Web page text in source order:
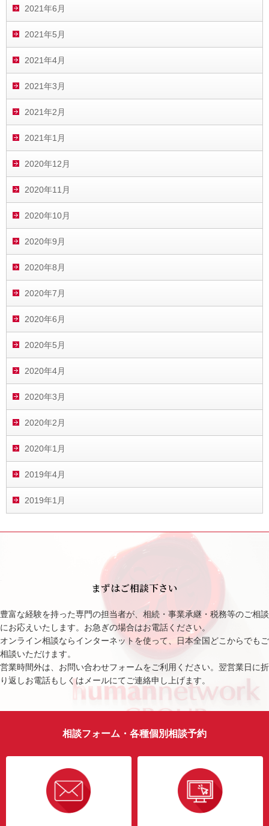
2021年6月
2021年5月
2021年4月
2021年3月
2021年2月
2021年1月
2020年12月
2020年11月
2020年10月
2020年9月
2020年8月
2020年7月
2020年6月
2020年5月
2020年4月
2020年3月
2020年2月
2020年1月
2019年4月
2019年1月
まずはご相談下さい
豊富な経験を持った専門の担当者が、相続・事業承継・税務等のご相談
にお応えいたします。お急ぎの場合はお電話ください。
オンライン相談ならインターネットを使って、日本全国どこからでもご
相談いただけます。
営業時間外は、お問い合わせフォームをご利用ください。翌営業日に折
り返しお電話もしくはメールにてご連絡申し上げます。
相談フォーム・各種個別相談予約